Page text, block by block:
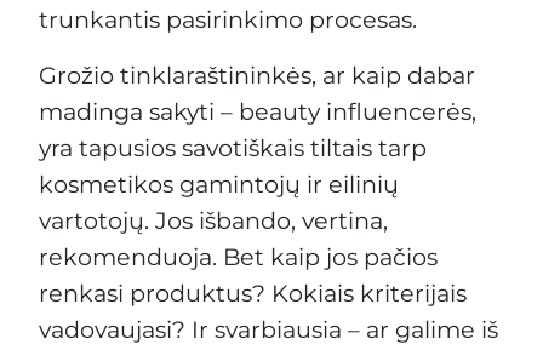
trunkantis pasirinkimo procesas.
Grožio tinklaraštininkės, ar kaip dabar
madinga sakyti – beauty influencerės,
yra tapusios savotiškais tiltais tarp
kosmetikos gamintojų ir eilinių
vartotojų. Jos išbando, vertina,
rekomenduoja. Bet kaip jos pačios
renkasi produktus? Kokiais kriterijais
vadovaujasi? Ir svarbiausia – ar galime iš